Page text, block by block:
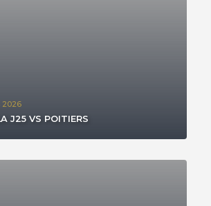
2026
J25 VS POITIERS